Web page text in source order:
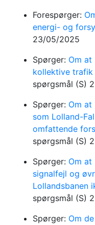
Forespørger:
energi- og
23/05/2025
Spørger: Om
kollektive trafik
spørgsmål (S)
Spørger: Om at
som Lolland-
omfattende
spørgsmål (S)
Spørger: Om at
signalfejl og
Lollandsbanen
spørgsmål (S)
Spørger: Om